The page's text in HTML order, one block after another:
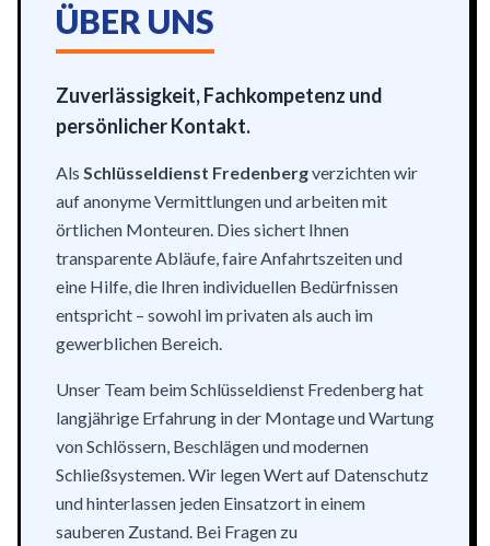
ÜBER UNS
Zuverlässigkeit, Fachkompetenz und
persönlicher Kontakt.
Als Schlüsseldienst Fredenbergverzichten wir
auf anonyme Vermittlungen und arbeiten mit
örtlichen Monteuren. Dies sichert Ihnen
transparente Abläufe, faire Anfahrtszeiten und
eine Hilfe, die Ihren individuellen Bedürfnissen
entspricht – sowohl im privaten als auch im
gewerblichen Bereich.
Unser Team beim Schlüsseldienst Fredenberg hat
langjährige Erfahrung in der Montage und Wartung
von Schlössern, Beschlägen und modernen
Schließsystemen. Wir legen Wert auf Datenschutz
und hinterlassen jeden Einsatzort in einem
sauberen Zustand. Bei Fragen zu